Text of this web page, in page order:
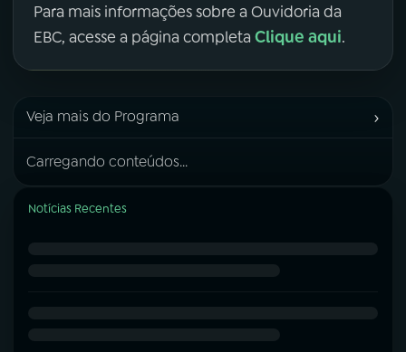
Para mais informações sobre a Ouvidoria da
EBC, acesse a página completa Clique aqui.
Veja mais do Programa ›
Carregando conteúdos...
Notícias Recentes